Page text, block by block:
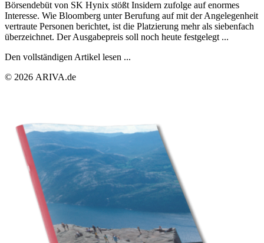
Börsendebüt von SK Hynix stößt Insidern zufolge auf enormes
Interesse. Wie Bloomberg unter Berufung auf mit der Angelegenheit
vertraute Personen berichtet, ist die Platzierung mehr als siebenfach
überzeichnet. Der Ausgabepreis soll noch heute festgelegt ...
Den vollständigen Artikel lesen ...
© 2026 ARIVA.de